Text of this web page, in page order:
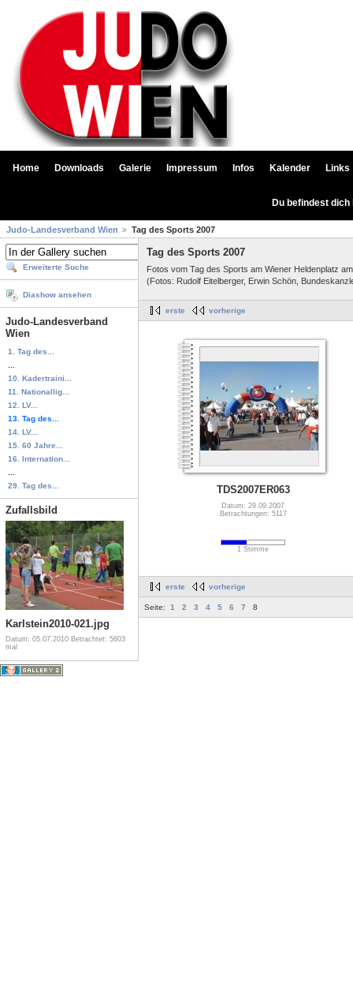
Home Downloads Galerie Impressum Infos Kalender Links
Du befindest
Judo-Landesverband Wien Tag des Sports 2007
Erweiterte Suche
Diashow ansehen
Judo-Landesverband
Wien
1. Tag des...
10. Kadertraini...
11. Nationallig...
12. LV...
13. Tag des...
14. LV...
15. 60 Jahre...
16. Internation...
29. Tag des...
Zufallsbild
Karlstein2010-021.jpg
Datum: 05.07.2010 Betrachtet: 5603
mal
Tag des Sports 2007
Fotos vom Tag des Sports am Wiener Heldenplatz
(Fotos: Rudolf Eitelberger, Erwin Schön,
erste vorherige
TDS2007ER063
Datum: 29.09.2007
Betrachtungen: 5117
1 Stimme
erste vorherige
Seite: 1 2 3 4 5 6 7 8